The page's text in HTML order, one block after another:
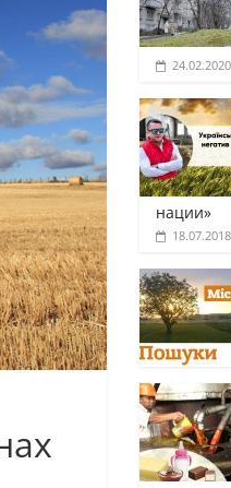
24.02.2020
нации»
18.07.2018